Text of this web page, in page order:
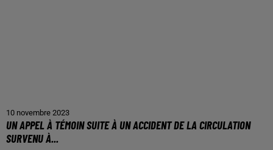
10 novembre 2023
UN APPEL À TÉMOIN SUITE À UN ACCIDENT DE LA CIRCULATION
SURVENU À...